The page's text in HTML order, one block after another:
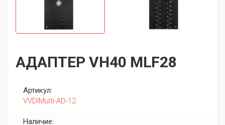
АДАПТЕР VH40 MLF28
Артикул:
VVDIMulti-AD-12
Наличие: